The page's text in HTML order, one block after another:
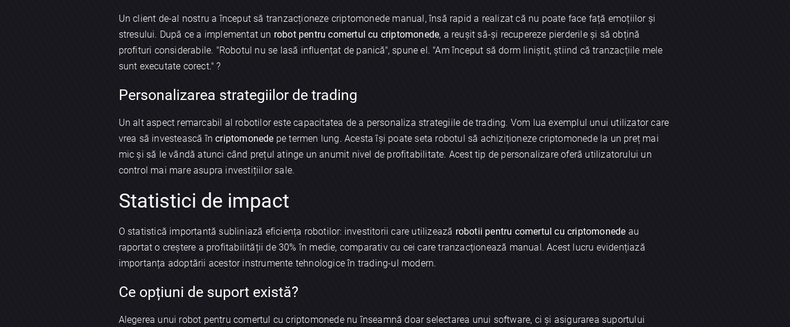
Un client de-al nostru a început să tranzacționeze criptomonede manual, însă rapid a realizat că nu poate face față emoțiilor și
stresului. După ce a implementat un robot pentru comertul cu criptomonede, a reușit să-și recupereze pierderile și să obțină
profituri considerabile. "Robotul nu se lasă influențat de panică", spune el. "Am început să dorm liniștit, știind că tranzacțiile mele
sunt executate corect." ?
Personalizarea strategiilor de trading
Un alt aspect remarcabil al robotilor este capacitatea de a personaliza strategiile de trading. Vom lua exemplul unui utilizator care
vrea să investească încriptomonede pe termen lung. Acesta își poate seta robotul să achiziționeze criptomonede la un preț mai
mic și să le vândă atunci când prețul atinge un anumit nivel de profitabilitate. Acest tip de personalizare oferă utilizatorului un
control mai mare asupra investițiilor sale.
Statistici de impact
O statistică importantă subliniază eficiența robotilor: investitorii care utilizează robotii pentru comertul cu criptomonede au
raportat o creștere a profitabilității de 30% în medie, comparativ cu cei care tranzacționează manual. Acest lucru evidențiază
importanța adoptării acestor instrumente tehnologice în trading-ul modern.
Ce opțiuni de suport există?
Alegerea unui robot pentru comertul cu criptomonede nu înseamnă doar selectarea unui software, ci și asigurarea suportului